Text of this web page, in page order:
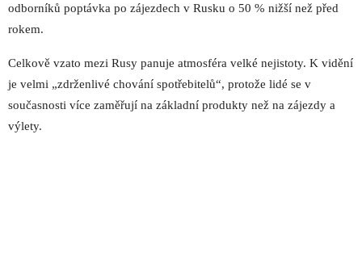
odborníků poptávka po zájezdech v Rusku o 50 % nižší než před
rokem.
Celkově vzato mezi Rusy panuje atmosféra velké nejistoty. K vidění
je velmi „zdrženlivé chování spotřebitelů“, protože lidé se v
současnosti více zaměřují na základní produkty než na zájezdy a
výlety.